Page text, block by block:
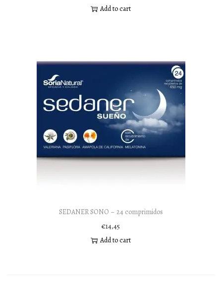
Add to cart
SEDANER SONO – 24 comprimidos
€14,45
Add to cart